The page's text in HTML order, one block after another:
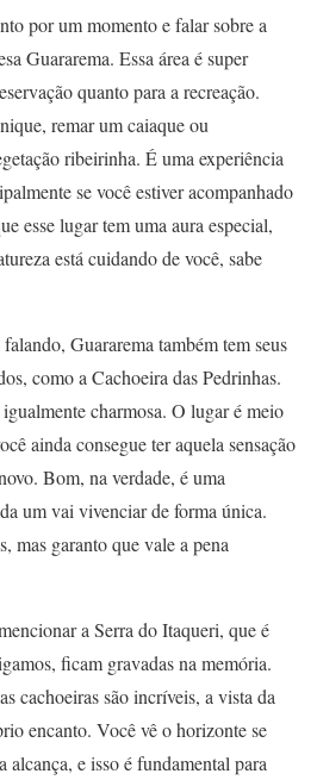
por um momento e falar sobre a
Guararema. Essa área é super
quanto para a recreação.
remar um caiaque ou
ribeirinha. É uma experiência
se você estiver acompanhado
esse lugar tem uma aura especial,
está cuidando de você, sabe
Guararema também tem seus
como a Cachoeira das Pedrinhas.
igualmente charmosa. O lugar é meio
ainda consegue ter aquela sensação
Bom, na verdade, é uma
um vai vivenciar de forma única.
mas garanto que vale a pena
a Serra do Itaqueri, que é
ficam gravadas na memória.
cachoeiras são incríveis, a vista da
encanto. Você vê o horizonte se
alcança, e isso é fundamental para